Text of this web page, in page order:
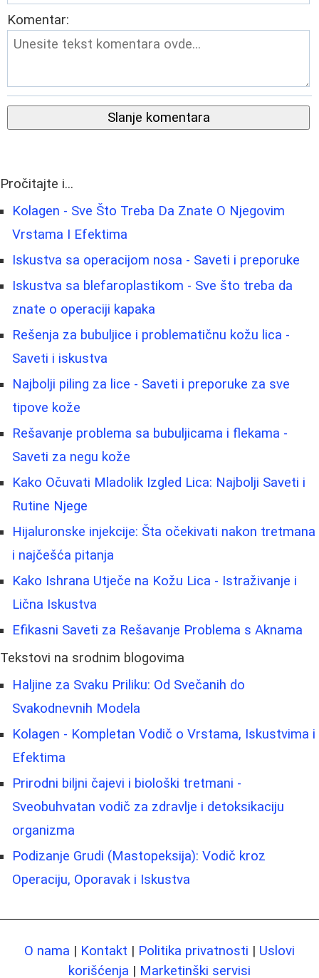
Komentar:
Slanje komentara
Pročitajte i...
Kolagen - Sve Što Treba Da Znate O Njegovim
Vrstama I Efektima
Iskustva sa operacijom nosa - Saveti i preporuke
Iskustva sa blefaroplastikom - Sve što treba da
znate o operaciji kapaka
Rešenja za bubuljice i problematičnu kožu lica -
Saveti i iskustva
Najbolji piling za lice - Saveti i preporuke za sve
tipove kože
Rešavanje problema sa bubuljicama i flekama -
Saveti za negu kože
Kako Očuvati Mladolik Izgled Lica: Najbolji Saveti i
Rutine Njege
Hijaluronske injekcije: Šta očekivati nakon tretmana
i najčešća pitanja
Kako Ishrana Utječe na Kožu Lica - Istraživanje i
Lična Iskustva
Efikasni Saveti za Rešavanje Problema s Aknama
Tekstovi na srodnim blogovima
Haljine za Svaku Priliku: Od Svečanih do
Svakodnevnih Modela
Kolagen - Kompletan Vodič o Vrstama, Iskustvima i
Efektima
Prirodni biljni čajevi i biološki tretmani -
Sveobuhvatan vodič za zdravlje i detoksikaciju
organizma
Podizanje Grudi (Mastopeksija): Vodič kroz
Operaciju, Oporavak i Iskustva
O nama | Kontakt | Politika privatnosti | Uslovi
korišćenja | Marketinški servisi